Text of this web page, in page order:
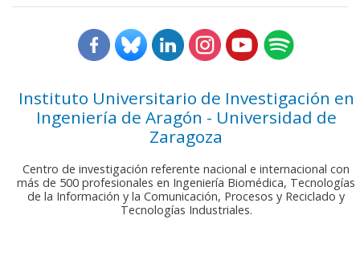
Instituto Universitario de Investigación en
Ingeniería de Aragón - Universidad de
Zaragoza
Centro de investigación referente nacional e internacional con
más de 500 profesionales en Ingeniería Biomédica, Tecnologías
de la Información y la Comunicación, Procesos y Reciclado y
Tecnologías Industriales.